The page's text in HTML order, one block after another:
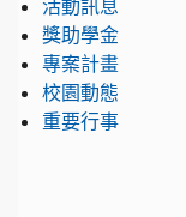
活動訊息
獎助學金
專案計畫
校園動態
重要行事